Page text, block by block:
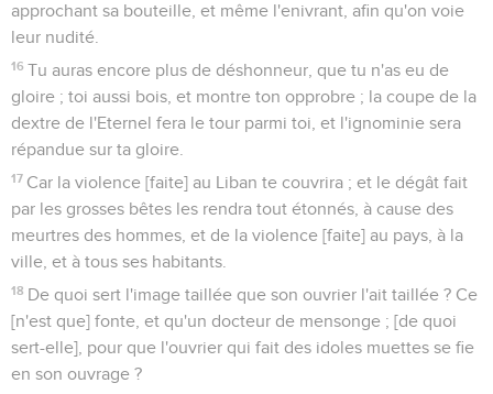
approchant sa bouteille, et même l'enivrant, afin qu'on voie
leur nudité.
16 Tu auras encore plus de déshonneur, que tu n'as eu de
gloire ; toi aussi bois, et montre ton opprobre ; la coupe de la
dextre de l'Eternel fera le tour parmi toi, et l'ignominie sera
répandue sur ta gloire.
17 Car la violence [faite] au Liban te couvrira ; et le dégât fait
par les grosses bêtes les rendra tout étonnés, à cause des
meurtres des hommes, et de la violence [faite] au pays, à la
ville, et à tous ses habitants.
18 De quoi sert l'image taillée que son ouvrier l'ait taillée ? Ce
[n'est que] fonte, et qu'un docteur de mensonge ; [de quoi
sert-elle], pour que l'ouvrier qui fait des idoles muettes se fie
en son ouvrage ?